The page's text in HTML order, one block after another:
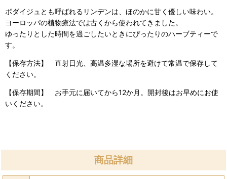
ボダイジュとも呼ばれるリンデンは、ほのかに甘く優しい味わい。
ヨーロッパの植物療法では古くから使われてきました。
ゆったりとした時間を過ごしたいときにぴったりのハーブティーで
す。
【保存方法】 直射日光、高温多湿な場所を避けて常温で保存して
ください。
【保存期間】 お手元に届いてから12か月。開封後はお早めにお使
いください。
商品詳細